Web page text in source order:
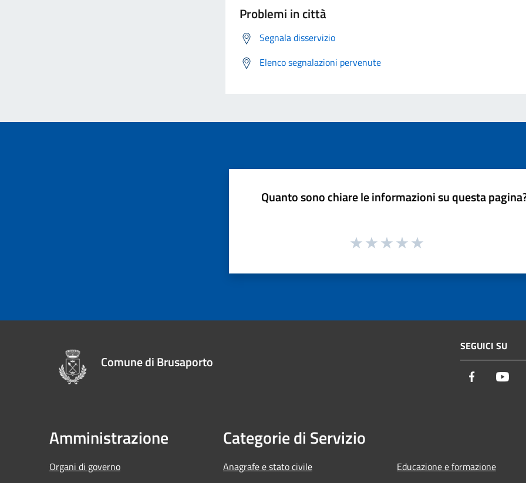
Problemi in città
Segnala disservizio
Elenco segnalazioni pervenute
Quanto sono chiare le informazioni su questa
Comune di Brusaporto
SEGUICI SU
Facebook
Amministrazione
Organi di governo
Categorie di Servizio
Anagrafe e stato civile
Educazione e formazione